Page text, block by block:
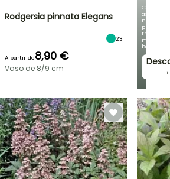
Com
as
nossas
plantas
mais
bonitas!
→
Rodgersia pinnata Elegans
23
A partir de8,90 €
Vaso de 8/9 cm